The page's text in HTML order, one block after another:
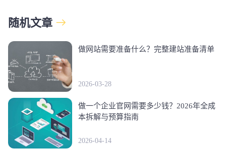
随机文章
做网站需要准备什么？完整建站准备清单
2026-03-28
做一个企业官网需要多少钱？2026年全成
本拆解与预算指南
2026-04-14